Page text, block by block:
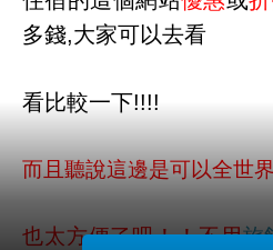
多錢,大家可以去看
看比較一下!!!!
而且聽說這邊是可以全世
也太方便了吧！！不用旅